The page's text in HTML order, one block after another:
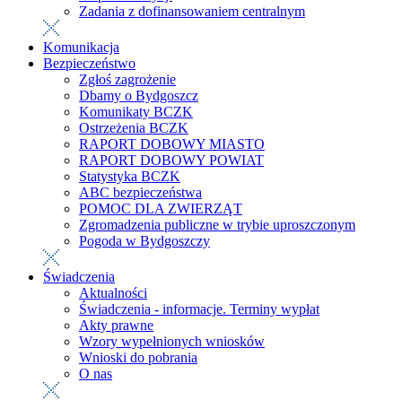
Zadania z dofinansowaniem centralnym
Komunikacja
Bezpieczeństwo
Zgłoś zagrożenie
Dbamy o Bydgoszcz
Komunikaty BCZK
Ostrzeżenia BCZK
RAPORT DOBOWY MIASTO
RAPORT DOBOWY POWIAT
Statystyka BCZK
ABC bezpieczeństwa
POMOC DLA ZWIERZĄT
Zgromadzenia publiczne w trybie uproszczonym
Pogoda w Bydgoszczy
Świadczenia
Aktualności
Świadczenia - informacje. Terminy wypłat
Akty prawne
Wzory wypełnionych wniosków
Wnioski do pobrania
O nas